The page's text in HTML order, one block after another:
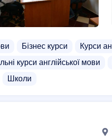
Бізнес курси
Курси
курси англійської мови
Школи